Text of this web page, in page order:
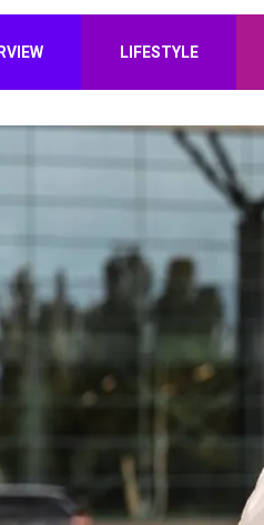
LIFESTYLE